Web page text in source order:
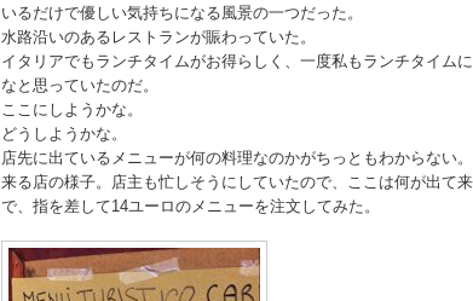
いるだけで優しい気持ちになる風景の一つだった。
水路沿いのあるレストランが賑わっていた。
イタリアでもランチタイムがお得らしく、一度私もランチタイム
なと思っていたのだ。
ここにしようかな。
どうしようかな。
店先に出ているメニューが何の料理なのかがちっともわからない
来る店の様子。店主も忙しそうにしていたので、ここは何が出て
で、指を差して14ユーロのメニューを注文してみた。